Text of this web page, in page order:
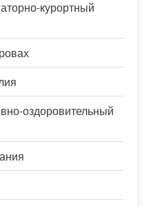
курортный
оздоровительный